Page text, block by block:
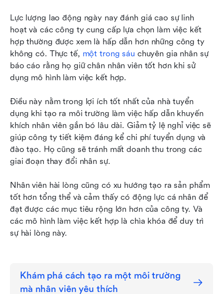
Lực lượng lao động ngày nay đánh giá cao sự linh
hoạt và các công ty cung cấp lựa chọn làm việc kết
hợp thường được xem là hấp dẫn hơn những công ty
không có. Thực tế, một trong sáu chuyên gia nhân sự
báo cáo rằng họ giữ chân nhân viên tốt hơn khi sử
dụng mô hình làm việc kết hợp.
Điều này nằm trong lợi ích tốt nhất của nhà tuyển
dụng khi tạo ra môi trường làm việc hấp dẫn khuyến
khích nhân viên gắn bó lâu dài. Giảm tỷ lệ nghỉ việc sẽ
giúp công ty tiết kiệm đáng kể chi phí tuyển dụng và
đào tạo. Họ cũng sẽ tránh mất doanh thu trong các
giai đoạn thay đổi nhân sự.
Nhân viên hài lòng cũng có xu hướng tạo ra sản phẩm
tốt hơn tổng thể và cảm thấy có động lực cá nhân để
đạt được các mục tiêu rộng lớn hơn của công ty. Và
các mô hình làm việc kết hợp là chìa khóa để duy trì
sự hài lòng này.
Khám phá cách tạo ra một môi trường
mà nhân viên yêu thích